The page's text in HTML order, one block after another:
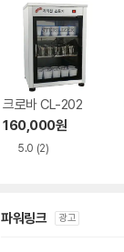
크로바 CL-202
160,000원
5.0 (2)
파워링크 광고